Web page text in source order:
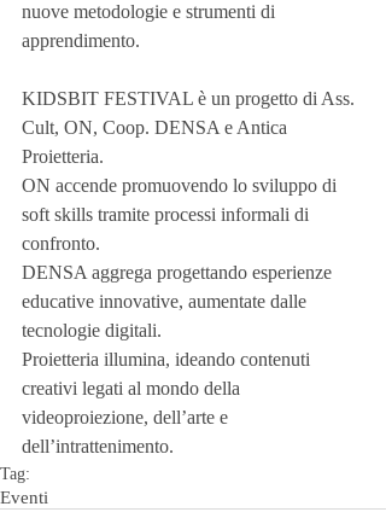
nuove metodologie e strumenti di
apprendimento.
KIDSBIT FESTIVAL è un progetto di Ass.
Cult, ON, Coop. DENSA e Antica
Proietteria.
ON accende promuovendo lo sviluppo di
soft skills tramite processi informali di
confronto.
DENSA aggrega progettando esperienze
educative innovative, aumentate dalle
tecnologie digitali.
Proietteria illumina, ideando contenuti
creativi legati al mondo della
videoproiezione, dell’arte e
dell’intrattenimento.
Tag:
Eventi